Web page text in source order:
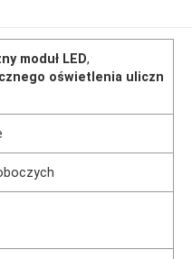
moduł LED,
oświetlenia uliczn